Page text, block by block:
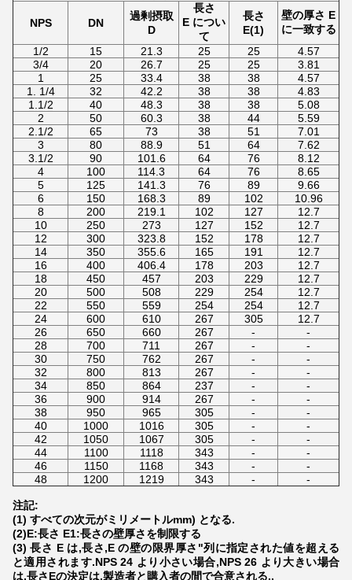
NPS DN
過剰摂取
D
長さ
E につい
て
長さ
E(1)
壁の厚さ E
に一致する
1/2
15 21.3 25 25
4.57
3/4
20 26.7 25 25
3.81
1
25 33.4 38 38
4.57
1. 1/4
32 42.2 38 38
4.83
1.1/2
40 48.3 38 38
5.08
2
50 60.3 38 44
5.59
2.1/2
65 73 38 51
7.01
3
80 88.9 51 64
7.62
3.1/2
90 101.6 64 76
8.12
4
100 114.3 64 76
8.65
5
125 141.3 76 89
9.66
6
150 168.3 89 102
10.96
8
200 219.1 102 127
12.7
10
250 273 127 152
12.7
12
300 323.8 152 178
12.7
14
350 355.6 165 191
12.7
16
400 406.4 178 203
12.7
18
450 457 203 229
12.7
20
500 508 229 254
12.7
22
550 559 254 254
12.7
24
600 610 267 305
12.7
26
650 660 267 -
-
28
700 711 267 -
-
30
750 762 267 -
-
32
800 813 267 -
-
34
850 864 237 -
-
36
900 914 267 -
-
38
950 965 305 -
-
40
1000 1016 305 -
-
42
1050 1067 305 -
-
44
1100 1118 343 -
-
46
1150 1168 343 -
-
48
1200 1219 343 - -
注記:
(1) すべての次元がミリメートルmm) となる.
(2)E:長さ E1:長さの壁厚さを制限する
(3) 長さ E は,長さ,E の壁の限界厚さ"列に指定された値を超える
と適用されます.NPS 24 より小さい場合,NPS 26 より大きい場合
は,長さEの決定は,製造者と購入者の間で合意される..